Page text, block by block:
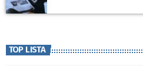
TOP LISTA